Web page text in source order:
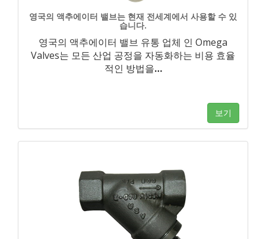
영국의 액추에이터 밸브는 현재 전세계에서 사용할 수 있
습니다.
영국의 액추에이터 밸브 유통 업체 인 Omega
Valves는 모든 산업 공정을 자동화하는 비용 효율
적인 방법을…
보기